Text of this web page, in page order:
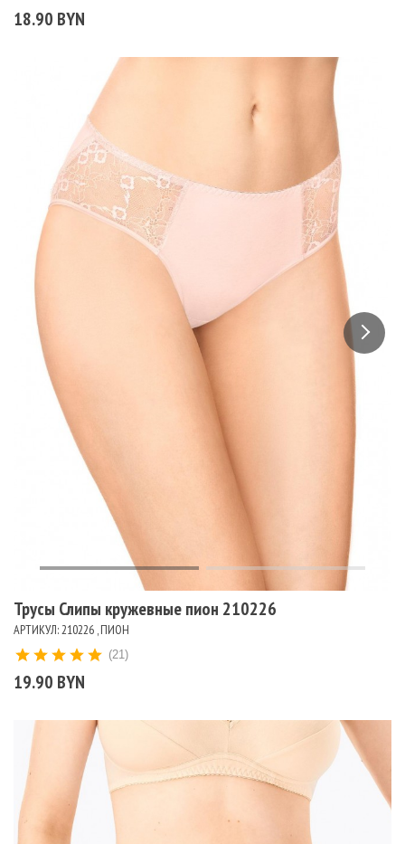
18.90 BYN
Трусы Слипы кружевные пион 210226
АРТИКУЛ: 210226 , ПИОН
19.90 BYN
(21)